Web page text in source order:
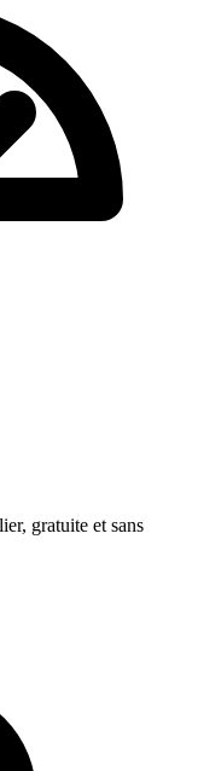
gratuite et sans